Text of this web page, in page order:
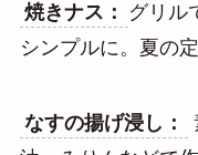
焼きナス：
グリル
シンプルに。夏の
なすの揚げ浸し：